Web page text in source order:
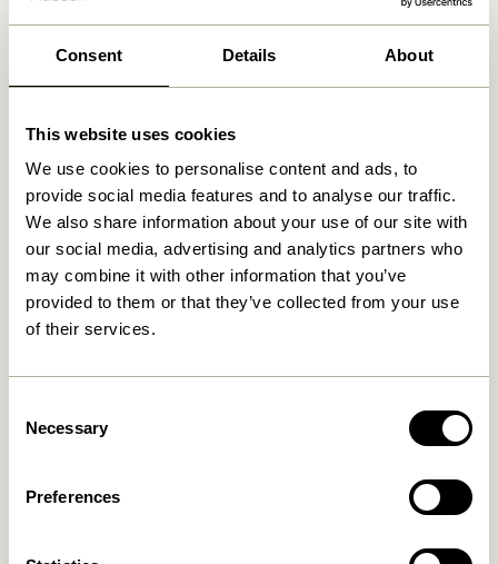
Consent Details About
This website uses cookies
We use cookies to personalise content and ads, to
provide social media features and to analyse our traffic.
We also share information about your use of our site with
our social media, advertising and analytics partners who
may combine it with other information that you’ve
provided to them or that they’ve collected from your use
of their services.
Selection
Necessary
Preferences
Kostenlose Lieferung über499 DKK*